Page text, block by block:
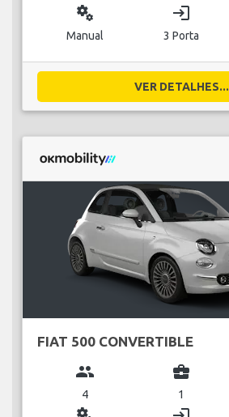
miscellaneous_services
Manual
login
3 Porta
VER DETALHES...
FIAT 500 CONVERTIBLE
group
4
business_center
1